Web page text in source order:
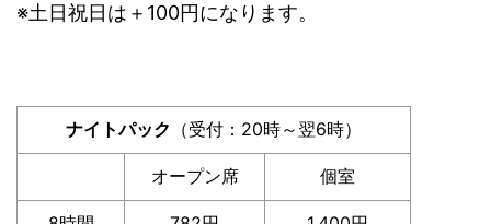
※土日祝日は＋100円になります。
ナイトパック （受付：20時～翌6時）
オープン席 個室